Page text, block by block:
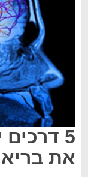
5
את